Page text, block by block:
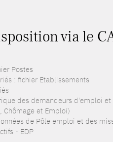
via le
Postes
: fichier Etablissements
des demandeurs d'emploi
Chômage et Emploi)
de Pôle emploi et des
- EDP